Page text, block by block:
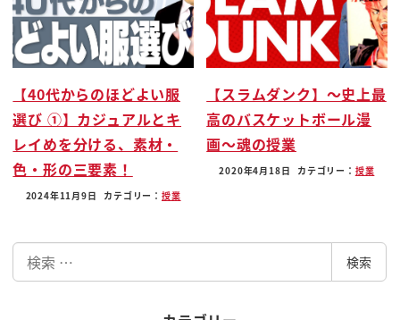
事態なので 国民の権利であるとか 野党で
あるとか そういったものがわあわあわあと
いうの1回ピタっと抑えて 軍隊が今言う
ことを聞いてくれって言ったら 言うこと
聞いてくれって そうじゃないと危ない
からっていうことなんですよね 軍に権力を
集中させて 国民や野党の権限を一気にです
ね 拘束するね 停止する そういうですね
おいそれと出ないわけですよ いつぶりか なん
と44年ぶりだっていうんですよね ええ
1980年 まだですね 韓国は軍事独裁政権
が国を仕切っていたという時代があった
【40代からのほどよい服
選び ①】カジュアルとキ
レイめを分ける、素材・
色・形の三要素！
2024年11月9日 カテゴリー： 授業
【スラムダンク】〜史上最
高のバスケットボール漫
画〜魂の授業
2020年4月18日 カテゴリー： 授業
索
検索